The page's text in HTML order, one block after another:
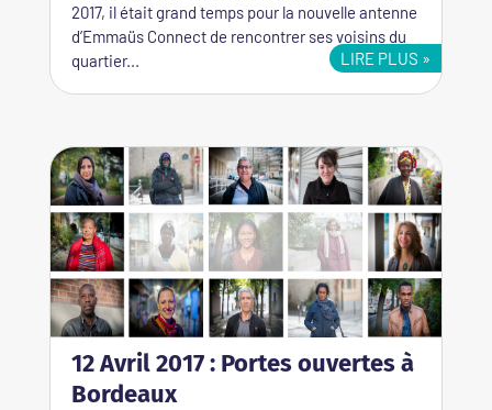
2017, il était grand temps pour la nouvelle antenne
d’Emmaüs Connect de rencontrer ses voisins du
quartier...
LIRE PLUS
12 Avril 2017 : Portes ouvertes à
Bordeaux